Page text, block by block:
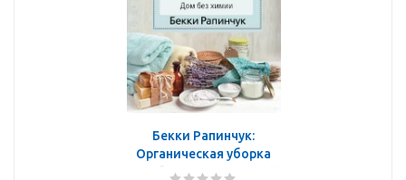
Бекки Рапинчук:
Органическая уборка
для безопасности всей